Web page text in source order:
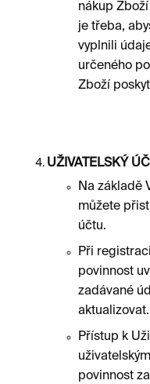
nákup
je třeba,
vyplnili
určeného
Zboží
UŽIVATELSKÝ
Na základě
můžete
účtu.
Při
povinnost
zadávané
aktualizovat.
Přístup k
povinnost